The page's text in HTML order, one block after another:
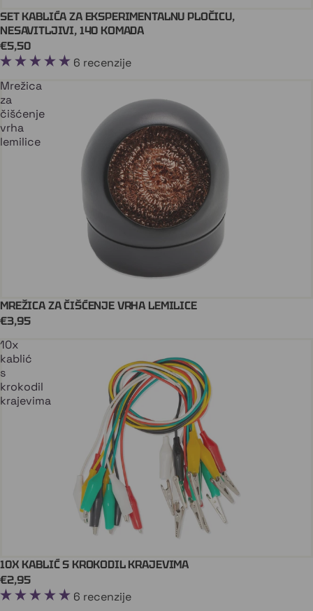
ARDUINO
Dodaj U Košaricu
SET KABLIĆA ZA EKSPERIMENTALNU PLOČICU,
NESAVITLJIVI, 140 KOMADA
€5,50
6 recenzije
Mrežica
za
čišćenje
vrha
lemilice
Dodaj U Košaricu
MREŽICA ZA ČIŠĆENJE VRHA LEMILICE
€3,95
10x
kablić
s
krokodil
krajevima
Dodaj U Košaricu
10X KABLIĆ S KROKODIL KRAJEVIMA
€2,95
6 recenzije